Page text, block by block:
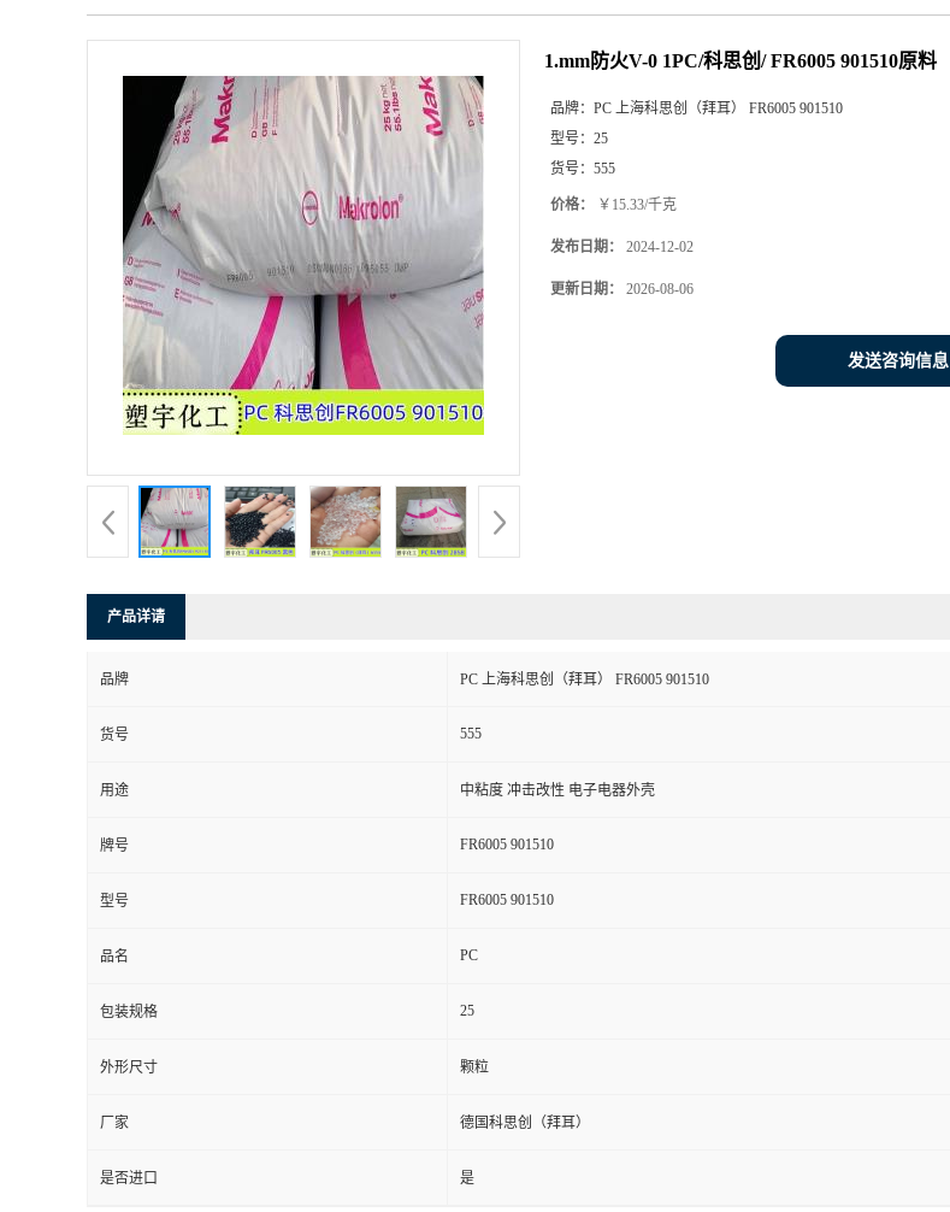
1.mm防火V-0 1PC/科思创/ FR6005 901510原料
品牌： PC 上海科思创（拜耳） FR6005 901510
型号： 25
货号： 555
价格： ￥15.33/千克
发布日期： 2024-12-02
更新日期： 2026-08-06
发送咨询信息
产品详请
品牌 PC 上海科思创（拜耳） FR6005 901510
货号 555
用途 中粘度 冲击改性 电子电器外壳
牌号 FR6005 901510
型号 FR6005 901510
品名 PC
包装规格 25
外形尺寸 颗粒
厂家 德国科思创（拜耳）
是否进口 是